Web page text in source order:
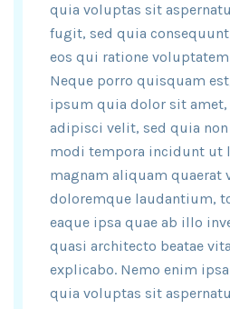
quia voluptas sit
fugit, sed quia
eos qui ratione
Neque porro quisquam
ipsum quia dolor sit amet,
adipisci velit, sed quia
modi tempora incidunt ut
magnam aliquam quaerat
doloremque laudantium,
eaque ipsa quae ab illo
quasi architecto beatae
explicabo. Nemo enim
quia voluptas sit